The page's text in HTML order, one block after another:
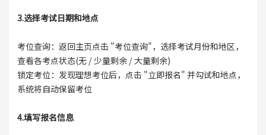
3.选择考试日期和地点
考位查询：返回主页点击 "考位查询"，选择考试月份和地区，
查看各考点状态(无 / 少量剩余 / 大量剩余)
锁定考位：发现理想考位后，点击 "立即报名" 并勾试和地点，
系统将自动保留考位
4.填写报名信息